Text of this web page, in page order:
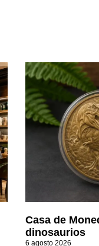
Casa de
dinosaurios
6 agosto 2026